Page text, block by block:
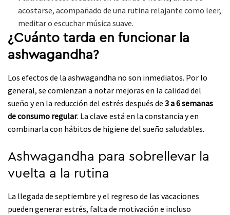
acostarse, acompañado de una rutina relajante como leer,
meditar o escuchar música suave.
¿Cuánto tarda en funcionar la
ashwagandha?
Los efectos de la ashwagandha no son inmediatos. Por lo
general, se comienzan a notar mejoras en la calidad del
sueño y en la reducción del estrés después de 3 a 6 semanas
de consumo regular. La clave está en la constancia y en
combinarla con hábitos de higiene del sueño saludables.
Ashwagandha para sobrellevar la
vuelta a la rutina
La llegada de septiembre y el regreso de las vacaciones
pueden generar estrés, falta de motivación e incluso